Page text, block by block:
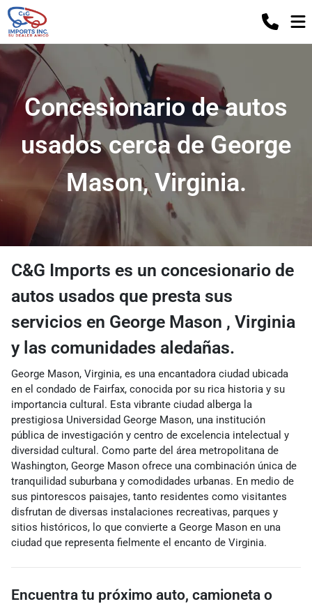
Concesionario de autos
usados ​​cerca de George
Mason, Virginia.
C&G Imports es un concesionario de
autos usados ​​que presta sus
servicios en George Mason , Virginia
y las comunidades aledañas.
George Mason, Virginia, es una encantadora ciudad ubicada
en el condado de Fairfax, conocida por su rica historia y su
importancia cultural. Esta vibrante ciudad alberga la
prestigiosa Universidad George Mason, una institución
pública de investigación y centro de excelencia intelectual y
diversidad cultural. Como parte del área metropolitana de
Washington, George Mason ofrece una combinación única de
tranquilidad suburbana y comodidades urbanas. En medio de
sus pintorescos paisajes, tanto residentes como visitantes
disfrutan de diversas instalaciones recreativas, parques y
sitios históricos, lo que convierte a George Mason en una
ciudad que representa fielmente el encanto de Virginia.
Encuentra tu próximo auto, camioneta o